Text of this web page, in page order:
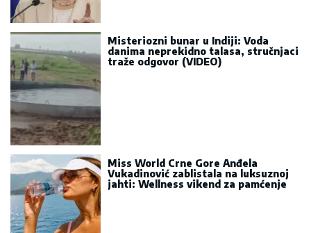
Misteriozni bunar u Indiji: Voda
danima neprekidno talasa, stručnjaci
traže odgovor (VIDEO)
Miss World Crne Gore Anđela
Vukadinović zablistala na luksuznoj
jahti: Wellness vikend za pamćenje